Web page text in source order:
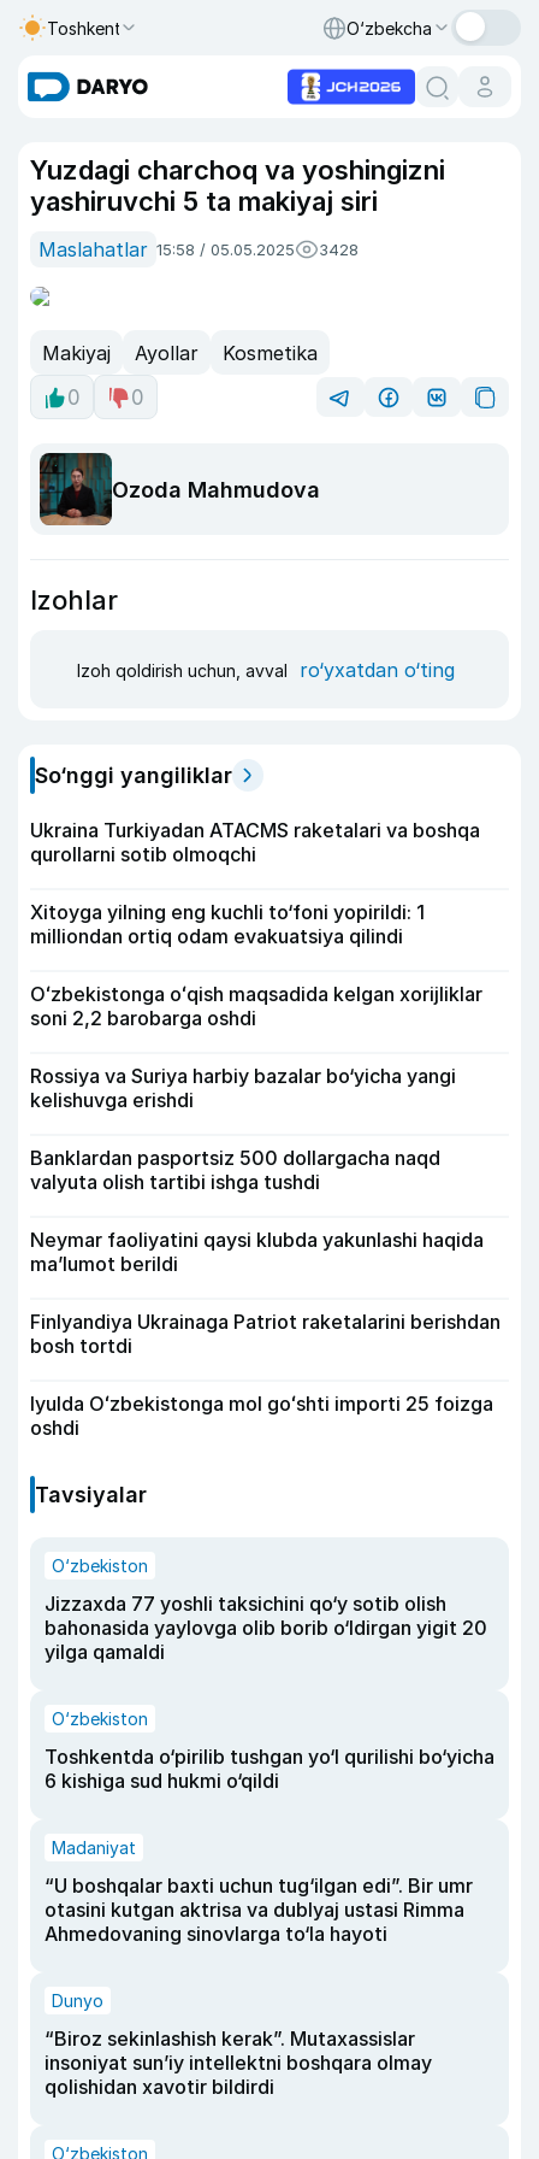
Toshkent O‘zbekcha
Yuzdagi charchoq va yoshingizni
yashiruvchi 5 ta makiyaj siri
Maslahatlar 15:58 / 05.05.2025 3428
Makiyaj Ayollar
Kosmetika
0
0
Ozoda Mahmudova
Izohlar
Izoh qoldirish uchun, avval ro‘yxatdan o‘ting
So‘nggi yangiliklar
Ukraina Turkiyadan ATACMS raketalari va boshqa
qurollarni sotib olmoqchi
Xitoyga yilning eng kuchli to‘foni yopirildi: 1
milliondan ortiq odam evakuatsiya qilindi
Oʻzbekistonga oʻqish maqsadida kelgan xorijliklar
soni 2,2 barobarga oshdi
Rossiya va Suriya harbiy bazalar bo‘yicha yangi
kelishuvga erishdi
Banklardan pasportsiz 500 dollargacha naqd
valyuta olish tartibi ishga tushdi
Neymar faoliyatini qaysi klubda yakunlashi haqida
ma’lumot berildi
Finlyandiya Ukrainaga Patriot raketalarini berishdan
bosh tortdi
Iyulda Oʻzbekistonga mol goʻshti importi 25 foizga
oshdi
Tavsiyalar
O‘zbekiston
Jizzaxda 77 yoshli taksichini qo‘y sotib olish
bahonasida yaylovga olib borib o‘ldirgan yigit 20
yilga qamaldi
O‘zbekiston
Toshkentda o‘pirilib tushgan yo‘l qurilishi bo‘yicha
6 kishiga sud hukmi o‘qildi
Madaniyat
“U boshqalar baxti uchun tug‘ilgan edi”. Bir umr
otasini kutgan aktrisa va dublyaj ustasi Rimma
Ahmedovaning sinovlarga to‘la hayoti
Dunyo
“Biroz sekinlashish kerak”. Mutaxassislar
insoniyat sun’iy intellektni boshqara olmay
qolishidan xavotir bildirdi
O‘zbekiston